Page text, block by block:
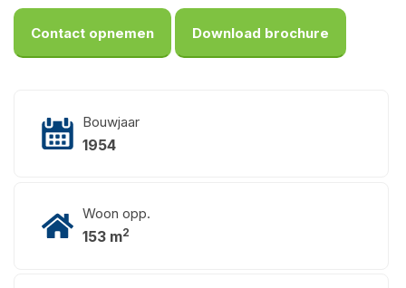
Contact opnemen Download brochure
Bouwjaar
1954
Woon opp.
153 m2